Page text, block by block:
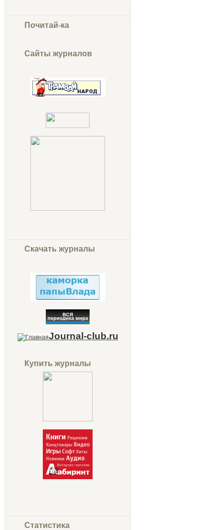
Почитай-ка
Сайты журналов
Скачать журналы
Journal-club.ru
Купить журналы
Статистика